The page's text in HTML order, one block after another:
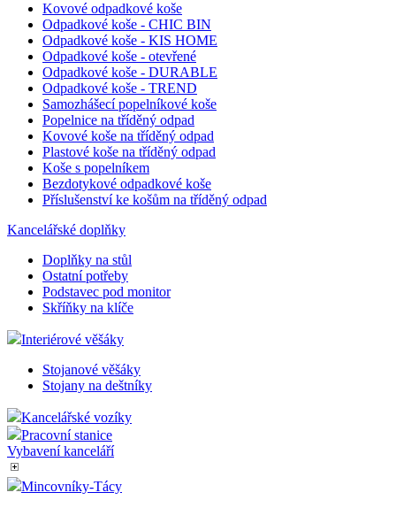
Kovové odpadkové koše
Odpadkové koše - CHIC BIN
Odpadkové koše - KIS HOME
Odpadkové koše - otevřené
Odpadkové koše - DURABLE
Odpadkové koše - TREND
Samozhášecí popelníkové koše
Popelnice na tříděný odpad
Kovové koše na tříděný odpad
Plastové koše na tříděný odpad
Koše s popelníkem
Bezdotykové odpadkové koše
Příslušenství ke košům na tříděný odpad
Kancelářské doplňky
Doplňky na stůl
Ostatní potřeby
Podstavec pod monitor
Skříňky na klíče
Interiérové věšáky
Stojanové věšáky
Stojany na deštníky
Kancelářské vozíky
Pracovní stanice
Vybavení kanceláří
Mincovníky-Tácy